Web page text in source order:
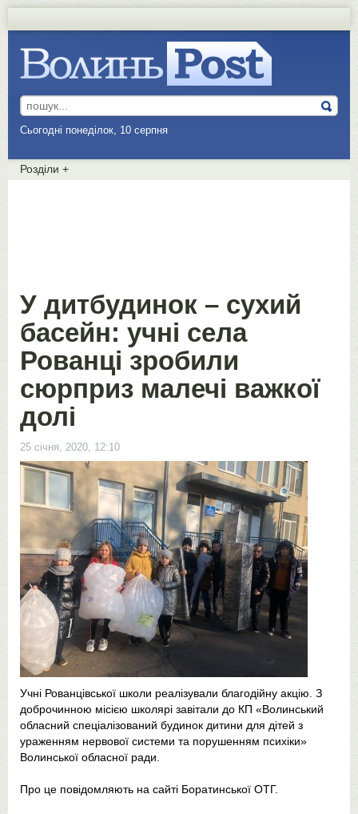
Сьогодні понеділок, 10 серпня
Розділи +
У дитбудинок – сухий
басейн: учні села
Рованці зробили
сюрприз малечі важкої
долі
25 січня, 2020, 12:10
Учні Рованцівської школи реалізували благодійну акцію. З
доброчинною місією школярі завітали до КП «Волинський
обласний спеціалізований будинок дитини для дітей з
ураженням нервової системи та порушенням психіки»
Волинської обласної ради.
Про це повідомляють на сайті Боратинської ОТГ.